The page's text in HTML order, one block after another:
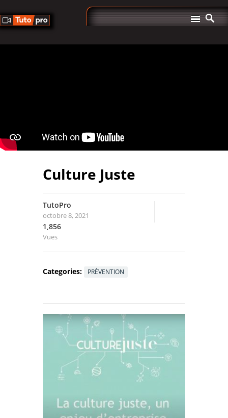
Culture Juste
TutoPro
octobre 8, 2021
1,856
Vues
Categories: PRÉVENTION